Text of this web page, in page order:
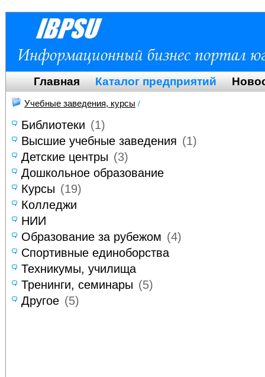
Главная Каталог предприятий
Учебные заведения, курсы /
Библиотеки (1)
Высшие учебные заведения (1)
Детские центры (3)
Дошкольное образование
Курсы (19)
Колледжи
НИИ
Образование за рубежом (4)
Спортивные единоборства
Техникумы, училища
Тренинги, семинары (5)
Другое (5)